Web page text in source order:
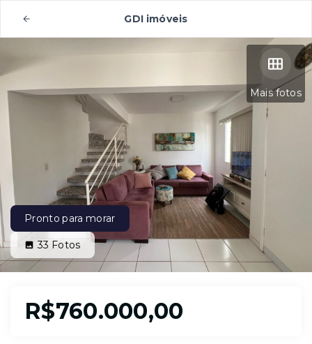
GDI imóveis
Mais fotos
Pronto para morar
33 Fotos
R$760.000,00